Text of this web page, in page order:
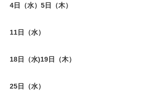
4日（水）5日（木）
11日（水）
18日（水)19日（木）
25日（水）